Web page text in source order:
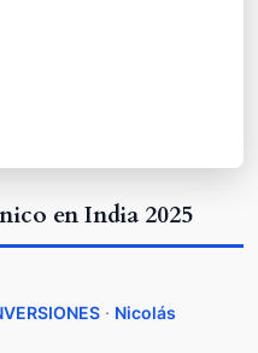
en India 2025
· Nicolás